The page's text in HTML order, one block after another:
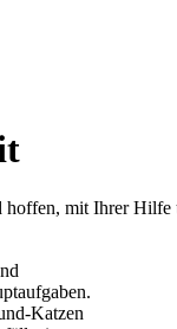
mit Ihrer Hilfe
Katzen